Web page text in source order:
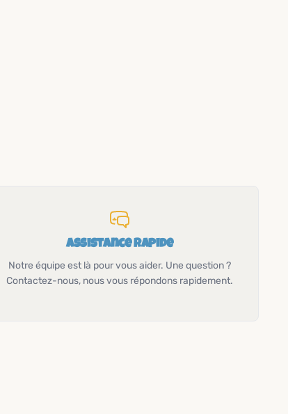
Assistance rapide
Notre équipe est là pour vous aider. Une question ?
Contactez-nous, nous vous répondons rapidement.